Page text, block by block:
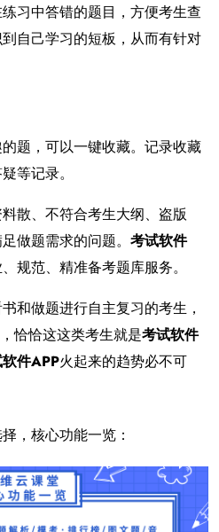
习中答错的题目，方便考生查
自己学习的短板，从而有针对
题，可以一键收藏。记录收藏
等记录。
散、不符合考生大纲、盗版
做题需求的问题。 考试软件
规范、精准备考题库服务。
和做题进行自主复习的考生，
恰恰这这类考生就是考试软件
件APP火起来的趋势必不可
， 核心功能一览：